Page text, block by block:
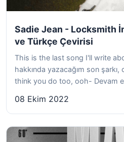
Sadie Jean - Locksmith
ve Türkçe Çevirisi
This is the last song I'll write
hakkında yazacağım son
think you do too, ooh- Devam
08 Ekim 2022